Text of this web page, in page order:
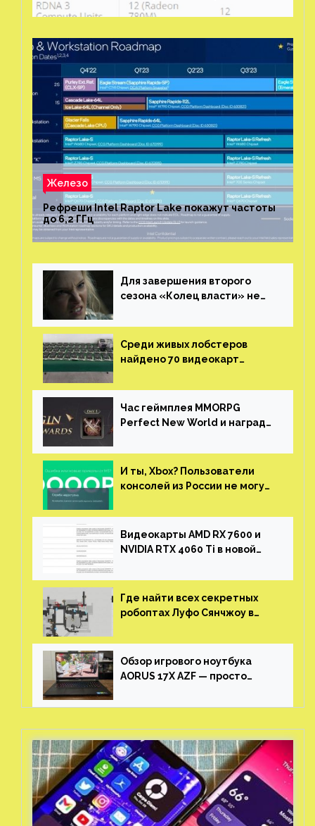
Железо
Рефреши Intel Raptor Lake покажут частоты
до 6,2 ГГц
Для завершения второго
сезона «Колец власти» не
Среди живых лобстеров
найдено 70 видеокарт
китайской таможни
Час геймплея MMORPG
Perfect New World и награды
И ты, Xbox? Пользователи
консолей из России не могут
Видеокарты AMD RX 7600 и
NVIDIA RTX 4060 Ti в новой
Где найти всех секретных
робоптах Луфо Сянчжоу в
Обзор игрового ноутбука
AORUS 17X AZF — просто